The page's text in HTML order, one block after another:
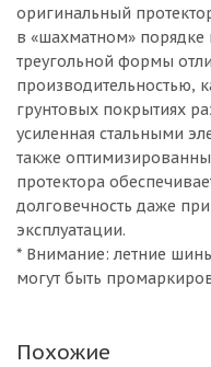
оригинальный
в «шахматном»
треугольной формы
производительностью,
грунтовых покрытиях
усиленная стальными
также
протектора
долговечность даже
эксплуатации.
* Внимание: летние
могут быть
Похожие